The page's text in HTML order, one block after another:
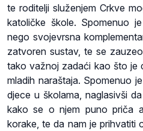
te roditelji služenjem Crkve
katoličke škole. Spomenuo
nego svojevrsna
zatvoren sustav, te se
tako važnoj zadaći kao što je
mladih naraštaja. Spomenuo
djece u školama, naglasivši
kako se o njem puno priča
korake, te da nam je prihvatiti